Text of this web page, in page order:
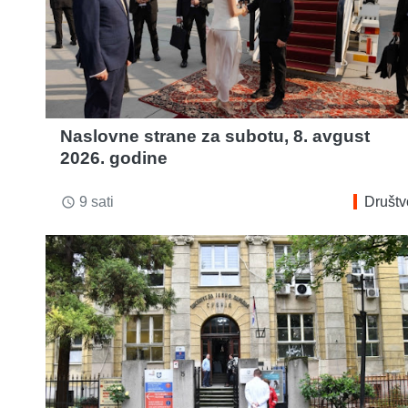
Naslovne strane za subotu, 8. avgust
2026. godine
access_time 9 sati